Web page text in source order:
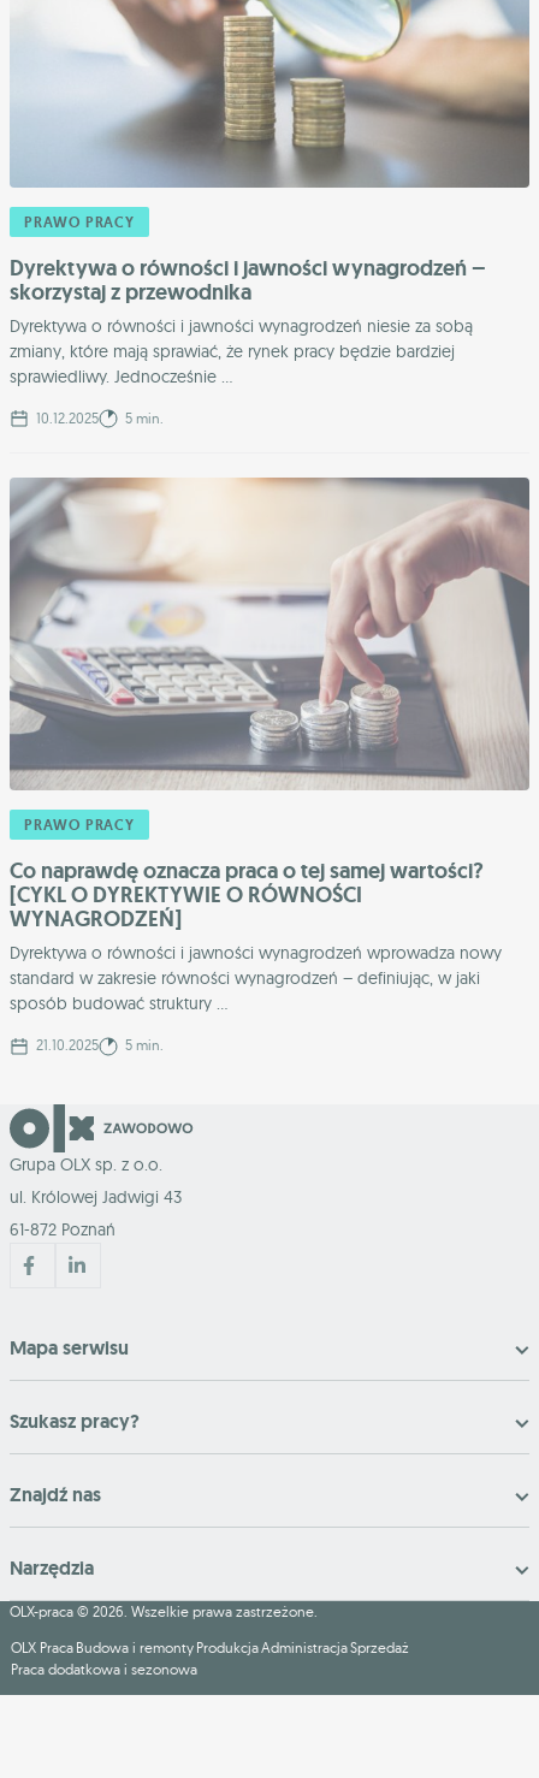
PRAWO PRACY
Dyrektywa o równości i jawności wynagrodzeń –
skorzystaj z przewodnika
Dyrektywa o równości i jawności wynagrodzeń niesie za sobą
zmiany, które mają sprawiać, że rynek pracy będzie bardziej
sprawiedliwy. Jednocześnie ...
10.12.2025 5 min.
PRAWO PRACY
Co naprawdę oznacza praca o tej samej wartości?
[CYKL O DYREKTYWIE O RÓWNOŚCI
WYNAGRODZEŃ]
Dyrektywa o równości i jawności wynagrodzeń wprowadza nowy
standard w zakresie równości wynagrodzeń – definiując, w jaki
sposób budować struktury ...
21.10.2025 5 min.
Grupa OLX sp. z o.o.
ul. Królowej Jadwigi 43
61-872 Poznań
Mapa serwisu
Szukasz pracy?
Znajdź nas
Narzędzia
OLX-praca © 2026. Wszelkie prawa zastrzeżone.
OLX Praca Budowa i remonty ProdukcjaAdministracjaSprzedaż
Praca dodatkowa i sezonowa